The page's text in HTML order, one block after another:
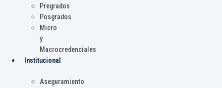
Pregrados
Posgrados
Micro
y
Macrocredenciales
Institucional
Aseguramiento